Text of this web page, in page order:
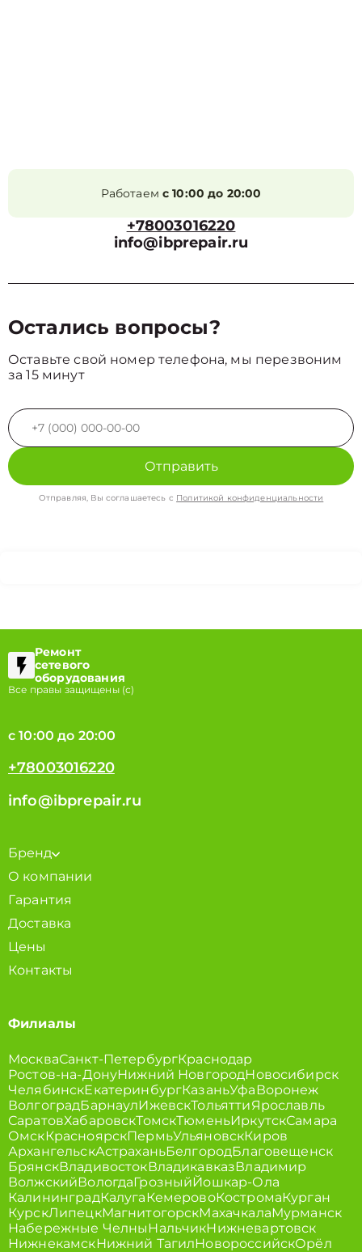
Работаем с 10:00 до 20:00
+78003016220
info@ibprepair.ru
Остались вопросы?
Оставьте свой номер телефона, мы перезвоним
за 15 минут
Отправить
Отправляя, Вы соглашаетесь с Политикой конфиденциальности
Ремонт
сетевого
оборудования
Все правы защищены (с)
с 10:00 до 20:00
+78003016220
info@ibprepair.ru
Бренд
О компании
Гарантия
Доставка
Цены
Контакты
Филиалы
МоскваСанкт-ПетербургКраснодар
Ростов-на-ДонуНижний НовгородНовосибирск
ЧелябинскЕкатеринбургКазаньУфаВоронеж
ВолгоградБарнаулИжевскТольяттиЯрославль
СаратовХабаровскТомскТюменьИркутскСамара
ОмскКрасноярскПермьУльяновскКиров
АрхангельскАстраханьБелгородБлаговещенск
БрянскВладивостокВладикавказВладимир
ВолжскийВологдаГрозныйЙошкар-Ола
КалининградКалугаКемеровоКостромаКурган
КурскЛипецкМагнитогорскМахачкалаМурманск
Набережные ЧелныНальчикНижневартовск
НижнекамскНижний ТагилНовороссийскОрёл